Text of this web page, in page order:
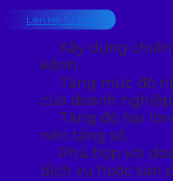
Liên Hệ Tư Vấn
Xây dựng
kênh.
Tăng mức độ
của doanh nghiệp.
Tăng độ hài
nền tảng số.
Phù hợp với
dịch vụ hoặc sản